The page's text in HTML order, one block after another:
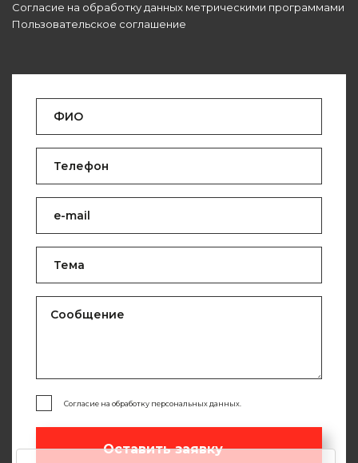
Согласие на обработку данных метрическими программами
Пользовательское соглашение
Согласие на обработку персональных данных.
Оставить заявку